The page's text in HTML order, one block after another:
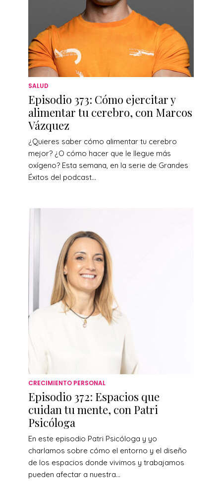
SALUD
Episodio 373: Cómo ejercitar y
alimentar tu cerebro, con Marcos
Vázquez
¿Quieres saber cómo alimentar tu cerebro
mejor? ¿O cómo hacer que le llegue más
oxígeno? Esta semana, en la serie de Grandes
Éxitos del podcast...
CRECIMIENTO PERSONAL
Episodio 372: Espacios que
cuidan tu mente, con Patri
Psicóloga
En este episodio Patri Psicóloga y yo
charlamos sobre cómo el entorno y el diseño
de los espacios donde vivimos y trabajamos
pueden afectar a nuestra...